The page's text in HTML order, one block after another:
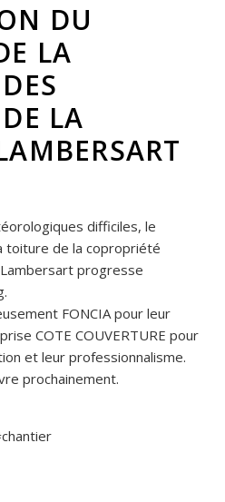
DU
LA
LA
difficiles, le
toiture de la copropriété
progresse
FONCIA pour leur
COTE COUVERTURE pour
et leur professionnalisme.
prochainement.